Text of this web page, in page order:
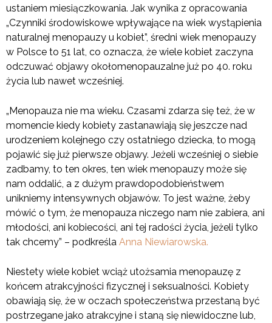
ustaniem miesiączkowania. Jak wynika z opracowania
„Czynniki środowiskowe wpływające na wiek wystąpienia
naturalnej menopauzy u kobiet”, średni wiek menopauzy
w Polsce to 51 lat, co oznacza, że wiele kobiet zaczyna
odczuwać objawy okołomenopauzalne już po 40. roku
życia lub nawet wcześniej.
„Menopauza nie ma wieku. Czasami zdarza się też, że w
momencie kiedy kobiety zastanawiają się jeszcze nad
urodzeniem kolejnego czy ostatniego dziecka, to mogą
pojawić się już pierwsze objawy. Jeżeli wcześniej o siebie
zadbamy, to ten okres, ten wiek menopauzy może się
nam oddalić, a z dużym prawdopodobieństwem
unikniemy intensywnych objawów. To jest ważne, żeby
mówić o tym, że menopauza niczego nam nie zabiera, ani
młodości, ani kobiecości, ani tej radości życia, jeżeli tylko
tak chcemy” – podkreśla Anna Niewiarowska.
Niestety wiele kobiet wciąż utożsamia menopauzę z
końcem atrakcyjności fizycznej i seksualności. Kobiety
obawiają się, że w oczach społeczeństwa przestaną być
postrzegane jako atrakcyjne i staną się niewidoczne lub,